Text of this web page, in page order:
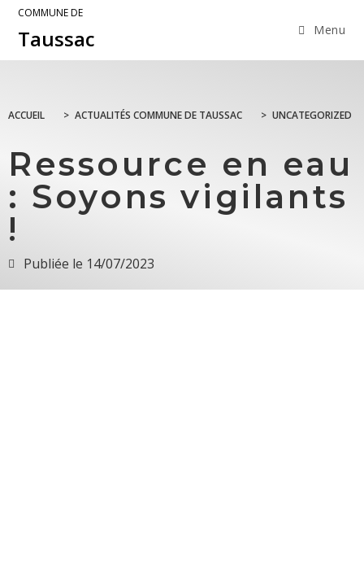
COMMUNE DE
Taussac Menu
ACCUEIL > ACTUALITÉS COMMUNE DE TAUSSAC > UNCATEGORIZED
Ressource en eau
: Soyons vigilants
!
Publiée le 14/07/2023